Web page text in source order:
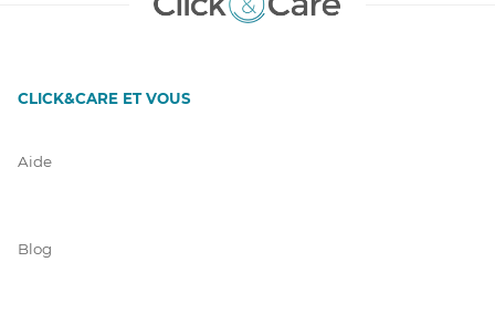
CLICK&CARE ET VOUS
Aide
Blog